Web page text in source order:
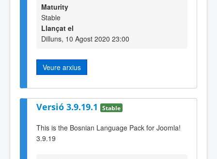
Maturity
Stable
Llançat el
Dilluns, 10 Agost 2020 23:00
Veure arxius
Versió 3.9.19.1 Stable
This is the Bosnian Language Pack for Joomla!
3.9.19